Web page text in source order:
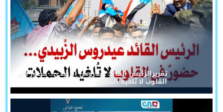
تقريرالرئيس القائد عيدروس الزُبيدي... حضورٌ في
القلوب لا تُلغيه الحملات